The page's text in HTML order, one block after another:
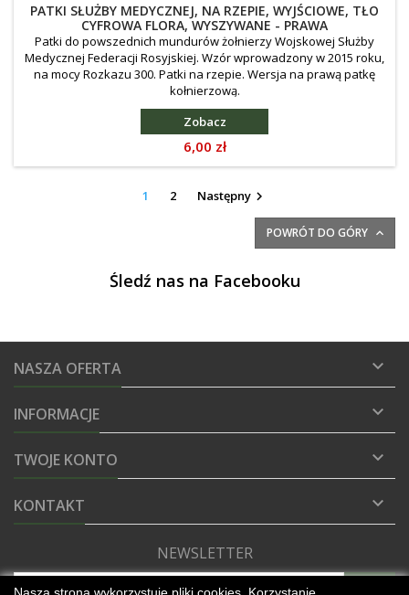
PATKI SŁUŻBY MEDYCZNEJ, NA RZEPIE, WYJŚCIOWE, TŁO
CYFROWA FLORA, WYSZYWANE - PRAWA
Patki do powszednich mundurów żołnierzy Wojskowej Służby
Medycznej Federacji Rosyjskiej. Wzór wprowadzony w 2015 roku,
na mocy Rozkazu 300. Patki na rzepie. Wersja na prawą patkę
kołnierzową.
Zobacz
Cena
6,00 zł
1 2 Następny
POWRÓT DO GÓRY 
Śledź nas na Facebooku
NASZA OFERTA 
INFORMACJE 
TWOJE KONTO 
KONTAKT 
NEWSLETTER